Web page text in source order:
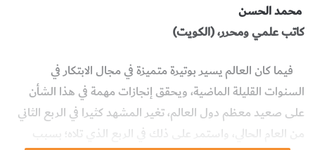
محمد الحسن
كاتب علمي ومحرر، (الكويت)
فيما كان العالم يسير بوتيرة متميزة في مجال الابتكار في
السنوات القليلة الماضية، ويحقق إنجازات مهمة في هذا الشأن
على صعيد معظم دول العالم، تغير المشهد كثيرا في الربع الثاني
من العام الحالي، واستمر على ذلك في الربع الذي تلاه؛ بسبب